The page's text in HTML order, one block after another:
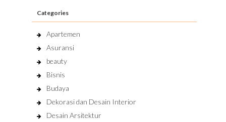
Categories
Apartemen
Asuransi
beauty
Bisnis
Budaya
Dekorasi dan Desain Interior
Desain Arsitektur